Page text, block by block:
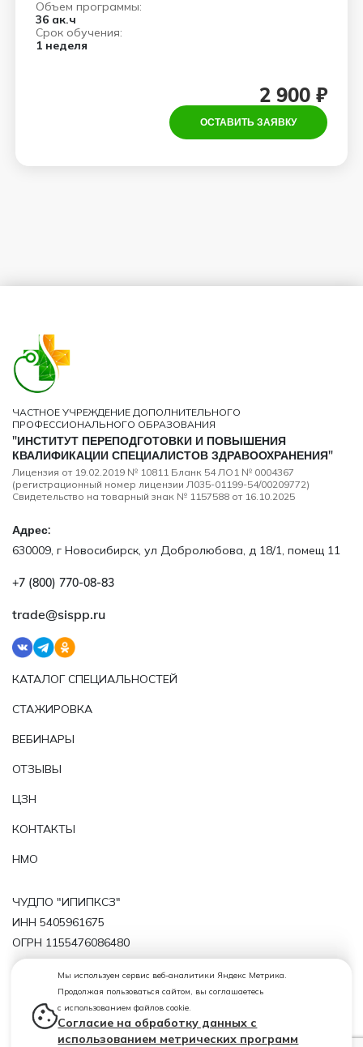
Объем программы:
36 ак.ч
Срок обучения:
1 неделя
2 900 ₽
ОСТАВИТЬ ЗАЯВКУ
Мы используем сервис веб-аналитики Яндекс Метрика.
Продолжая пользоваться сайтом, вы соглашаетесь
с использованием файлов cookie.
Согласие на обработку данных с
использованием метрических программ
ЧАСТНОЕ УЧРЕЖДЕНИЕ ДОПОЛНИТЕЛЬНОГО
ПРОФЕССИОНАЛЬНОГО ОБРАЗОВАНИЯ
"ИНСТИТУТ ПЕРЕПОДГОТОВКИ И ПОВЫШЕНИЯ
КВАЛИФИКАЦИИ СПЕЦИАЛИСТОВ ЗДРАВООХРАНЕНИЯ"
Лицензия от 19.02.2019 № 10811 Бланк 54 ЛО1 № 0004367
(регистрационный номер лицензии Л035-01199-54/00209772)
Свидетельство на товарный знак № 1157588 от 16.10.2025
Адрес:
630009, г Новосибирск, ул Добролюбова, д 18/1, помещ 11
+7 (800) 770‑08‑83
trade@sispp.ru
КАТАЛОГ СПЕЦИАЛЬНОСТЕЙ
СТАЖИРОВКА
ВЕБИНАРЫ
ОТЗЫВЫ
ЦЗН
КОНТАКТЫ
НМО
ЧУДПО "ИПИПКСЗ"
ИНН 5405961675
ОГРН 1155476086480
Политика обработки персональных данных
Лицензия от 19.02.2019 № 10811 Бланк 54 ЛО1 № 0004367
(регистрационный номер лицензии Л035-01199-
54/00209772)